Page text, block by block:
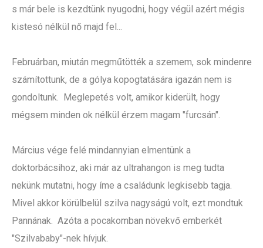
s már bele is kezdtünk nyugodni, hogy végül azért mégis
kistesó nélkül nő majd fel...
Februárban, miután megműtötték a szemem, sok mindenre
számítottunk, de a gólya kopogtatására igazán nem is
gondoltunk. Meglepetés volt, amikor kiderült, hogy
mégsem minden ok nélkül érzem magam "furcsán".
Március vége felé mindannyian elmentünk a
doktorbácsihoz, aki már az ultrahangon is meg tudta
nekünk mutatni, hogy íme a családunk legkisebb tagja.
Mivel akkor körülbelül szilva nagyságú volt, ezt mondtuk
Pannának. Azóta a pocakomban növekvő emberkét
"Szilvababy"-nek hívjuk.